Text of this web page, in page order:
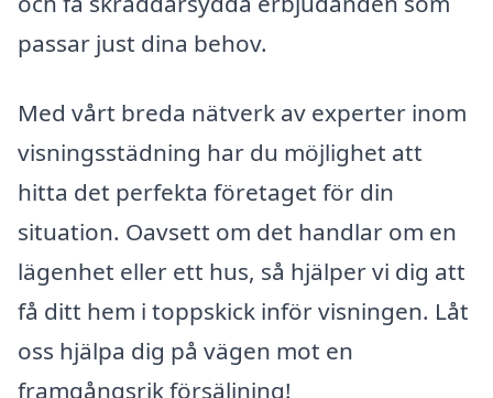
passar just dina behov.
Med vårt breda nätverk av experter inom
visningsstädning har du möjlighet att
hitta det perfekta företaget för din
situation. Oavsett om det handlar om en
lägenhet eller ett hus, så hjälper vi dig att
få ditt hem i toppskick inför visningen. Låt
oss hjälpa dig på vägen mot en
framgångsrik försäljning!